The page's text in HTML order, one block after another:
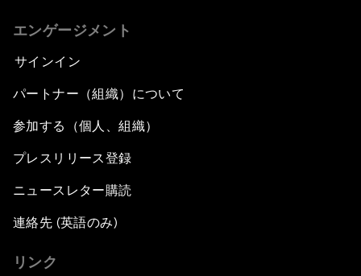
エンゲージメント
サインイン
パートナー（組織）について
参加する（個人、組織）
プレスリリース登録
ニュースレター購読
連絡先 (英語のみ)
リンク